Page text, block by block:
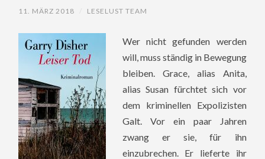
11. MÄRZ 2018 LESELUST TEAM
Wer nicht gefunden werden
will, muss ständig in Bewegung
bleiben. Grace, alias Anita,
alias Susan fürchtet sich vor
dem kriminellen Expolizisten
Galt. Vor ein paar Jahren
zwang er sie, für ihn
einzubrechen. Er lieferte ihr